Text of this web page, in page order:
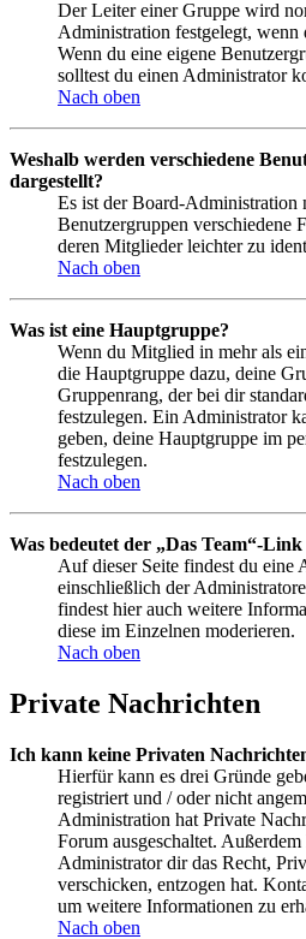
Der Leiter einer Gruppe wird
Administration festgelegt,
Wenn du eine eigene
solltest du einen Administrator
Nach oben
Weshalb werden verschiedene
dargestellt?
Es ist der Board-Administration
Benutzergruppen verschiedene
deren Mitglieder leichter zu
Nach oben
Was ist eine Hauptgruppe?
Wenn du Mitglied in mehr als
die Hauptgruppe dazu, deine
Gruppenrang, der bei dir
festzulegen. Ein Administrator
geben, deine Hauptgruppe im
festzulegen.
Nach oben
Was bedeutet der „Das Team“-
Auf dieser Seite findest du eine
einschließlich der
findest hier auch weitere
diese im Einzelnen moderieren.
Nach oben
Private Nachrichten
Ich kann keine Privaten
Hierfür kann es drei Gründe
registriert und / oder nicht
Administration hat Private
Forum ausgeschaltet.
Administrator dir das Recht,
verschicken, entzogen hat.
um weitere Informationen zu
Nach oben